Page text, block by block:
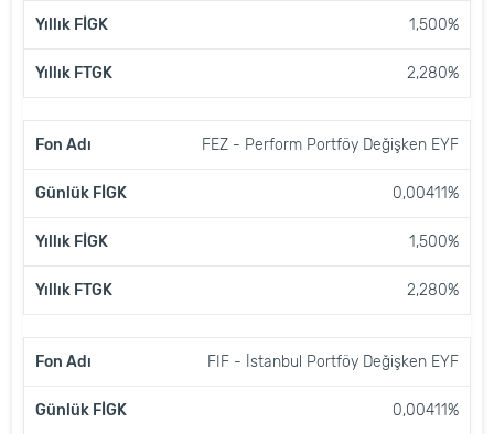
1,500%
2,280%
FEZ - Perform Portföy Değişken EYF
0,00411%
1,500%
2,280%
FIF - İstanbul Portföy Değişken EYF
0,00411%